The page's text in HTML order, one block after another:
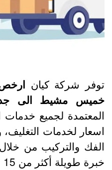
شركة كيانارخص
مشيط الى جدة
لجميع خدمات
لخدمات التغليف،
والتركيب من خلال
طويلة أكثر من 15 عام في نقل الاثاث.